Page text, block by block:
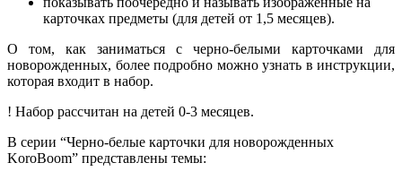
карточках предметы (для детей от 1,5 месяцев).
О том, как заниматься с черно-белыми карточками для
новорожденных, более подробно можно узнать в инструкции,
которая входит в набор.
! Набор рассчитан на детей 0-3 месяцев.
В серии “Черно-белые карточки для новорожденных
KoroBoom” представлены темы: